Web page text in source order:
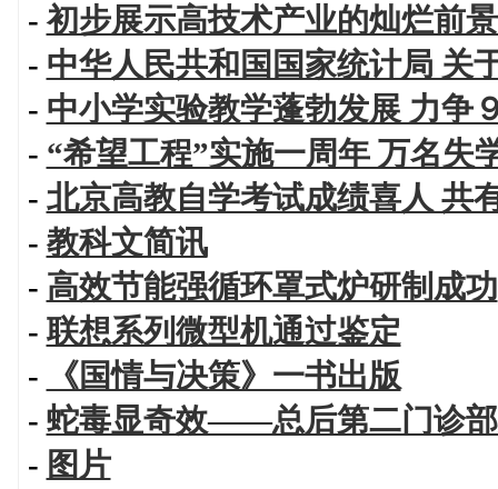
-初步展示高技术产业的灿烂前
- 中华人民共和国国家统计局 关
- 中小学实验教学蓬勃发展 力争
- “希望工程”实施一周年 万名失
- 北京高教自学考试成绩喜人 共
- 教科文简讯
- 高效节能强循环罩式炉研制成功
-联想系列微型机通过鉴定
-
《国情与决策》一书出版
- 蛇毒显奇效——总后第二门诊
- 图片